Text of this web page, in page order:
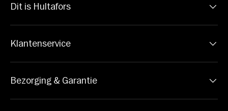
Dit is Hultafors
Klantenservice
Bezorging & Garantie